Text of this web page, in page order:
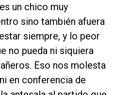
un chico muy
sino también afuera
siempre, y lo peor
no pueda ni siquiera
Eso nos molesta
en conferencia de